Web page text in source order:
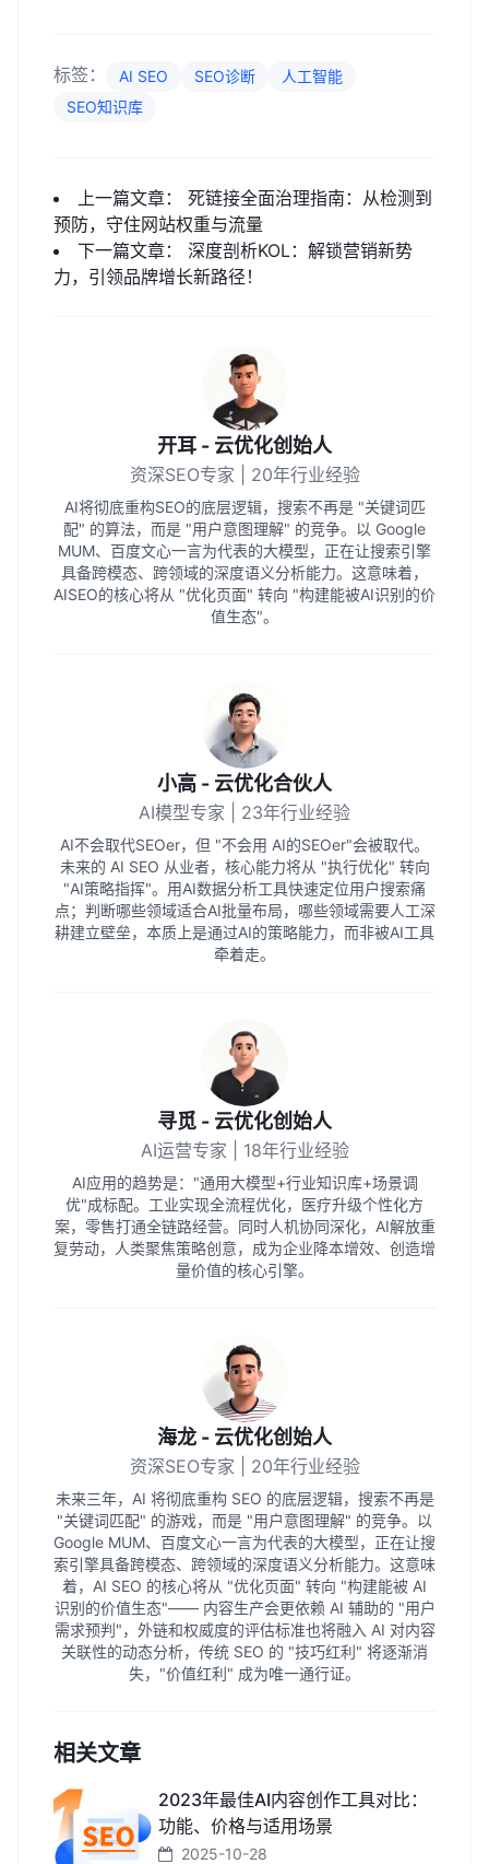
标签： AI SEO SEO诊断
人工智能
SEO知识库
上一篇文章： 死链接全面治理指南：从检测到
预防，守住网站权重与流量
下一篇文章： 深度剖析KOL：解锁营销新势
力，引领品牌增长新路径！
开耳 - 云优化创始人
资深SEO专家 | 20年行业经验
AI将彻底重构SEO的底层逻辑，搜索不再是 "关键词匹
配" 的算法，而是 "用户意图理解" 的竞争。以 Google
MUM、百度文心一言为代表的大模型，正在让搜索引擎
具备跨模态、跨领域的深度语义分析能力。这意味着，
AISEO的核心将从 "优化页面" 转向 "构建能被AI识别的价
值生态"。
小高 - 云优化合伙人
AI模型专家 | 23年行业经验
AI不会取代SEOer，但 "不会用 AI的SEOer"会被取代。
未来的 AI SEO 从业者，核心能力将从 "执行优化" 转向
"AI策略指挥"。用AI数据分析工具快速定位用户搜索痛
点；判断哪些领域适合AI批量布局，哪些领域需要人工深
耕建立壁垒，本质上是通过AI的策略能力，而非被AI工具
牵着走。
寻觅 - 云优化创始人
AI运营专家 | 18年行业经验
AI应用的趋势是："通用大模型+行业知识库+场景调
优"成标配。工业实现全流程优化，医疗升级个性化方
案，零售打通全链路经营。同时人机协同深化，AI解放重
复劳动，人类聚焦策略创意，成为企业降本增效、创造增
量价值的核心引擎。
海龙 - 云优化创始人
资深SEO专家 | 20年行业经验
未来三年，AI 将彻底重构 SEO 的底层逻辑，搜索不再是
"关键词匹配" 的游戏，而是 "用户意图理解" 的竞争。以
Google MUM、百度文心一言为代表的大模型，正在让搜
索引擎具备跨模态、跨领域的深度语义分析能力。这意味
着，AI SEO 的核心将从 "优化页面" 转向 "构建能被 AI
识别的价值生态"—— 内容生产会更依赖 AI 辅助的 "用户
需求预判"，外链和权威度的评估标准也将融入 AI 对内容
关联性的动态分析，传统 SEO 的 "技巧红利" 将逐渐消
失，"价值红利" 成为唯一通行证。
相关文章
2023年最佳AI内容创作工具对比：
功能、价格与适用场景
2025-10-28